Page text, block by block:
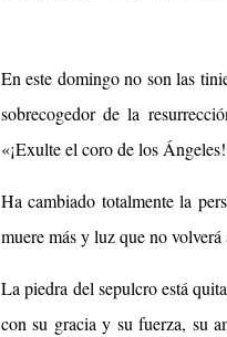
En este domingo no son las
sobrecogedor de la
«¡Exulte el coro de los
Ha cambiado totalmente la
muere más y luz que no volverá
La piedra del sepulcro está
con su gracia y su fuerza, su